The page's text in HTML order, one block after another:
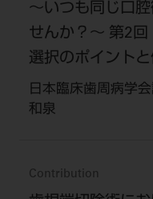
〜いつも同じ口
せんか？〜 第2
選択のポイント
日本臨床歯周病学
和泉
Contribution